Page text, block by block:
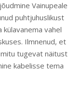
Vainupeale
puhtjuhuslikust
vahel
Ilmnenud, et
tugevat näitust
kabelisse tema